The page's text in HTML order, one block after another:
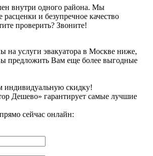
внутри одного района. Мы
расценки и безупречное качество
проверить? Звоните!
на услуги эвакуатора в Москве ниже,
предложить Вам еще более выгодные
скидку!
Дешево» гарантирует самые лучшие
сейчас онлайн: